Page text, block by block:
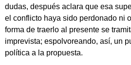
dudas, después aclara que esa
el conflicto haya sido perdonado ni
forma de traerlo al presente se
imprevista; espolvoreando, así, un
política a la propuesta.